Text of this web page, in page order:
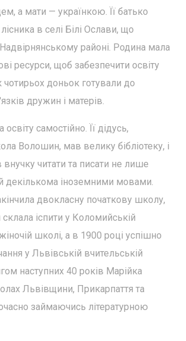
а мати — українкою. Її батько
в селі Білі Ослави, що
районі. Родина мала
ресурси, щоб забезпечити освіту
чотирьох доньок готували до
дружин і матерів.
самостійно. Її дідусь,
Волошин, мав велику бібліотеку, і
читати та писати не лише
декількома іноземними мовами.
двокласну початкову школу,
іспити у Коломийській
школі, а в 1900 році успішно
у Львівській вчительській
наступних 40 років Марійка
Львівщини, Прикарпаття та
займаючись літературною